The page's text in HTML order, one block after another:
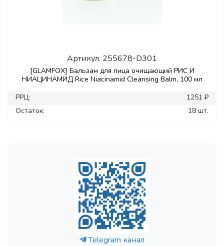
Артикул. 255678-D301
[GLAMFOX] Бальзам для лица очищающий РИС И
НИАЦИНАМИД Rice Niacinamid Cleansing Balm, 100 мл
РРЦ:
1251 ₽
Остаток:
18 шт.
Telegram канал